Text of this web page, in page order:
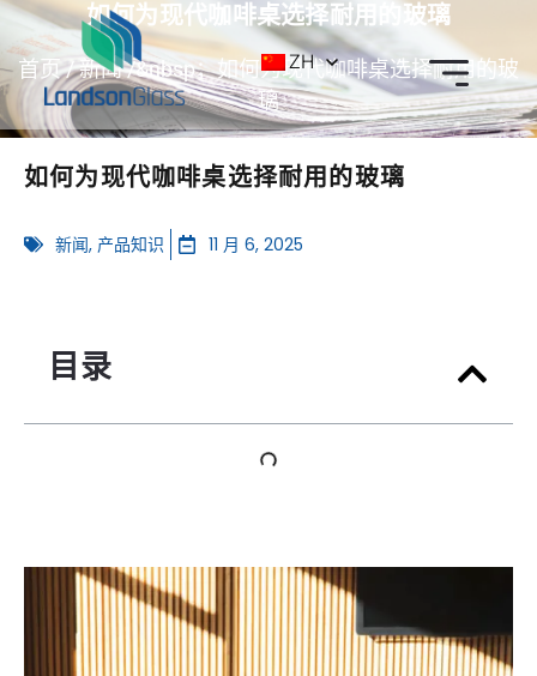
ZH
如何为现代咖啡桌选择耐用的玻璃
首页/新闻/&nbsp；如何为现代咖啡桌选择耐用的玻
璃
如何为现代咖啡桌选择耐用的玻璃
新闻, 产品知识 11 月 6, 2025
目录